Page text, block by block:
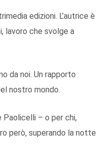
edizioni. L’autrice è
lavoro che svolge a
da noi. Un rapporto
nostro mondo.
Paolicelli – o per chi,
però, superando la notte